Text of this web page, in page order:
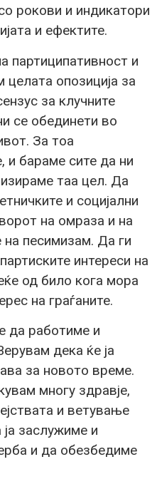
рокови и индикатори
и ефектите.
партиципативност и
опозиција за
за клучните
се обединети во
За тоа
и бараме сите да ни
таа цел. Да
и социјални
на омраза и на
песимизам. Да ги
интереси на
од било кога мора
на граѓаните.
да работиме и
дека ќе ја
за новото време.
многу здравје,
и ветување
заслужиме и
и да обезбедиме